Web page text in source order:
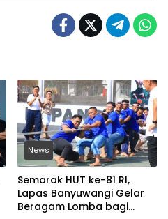
News
Semarak HUT ke-81 RI,
Lapas Banyuwangi Gelar
Beragam Lomba bagi